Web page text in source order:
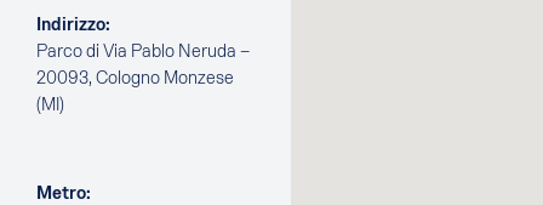
Indirizzo:
Parco di Via Pablo Neruda –
20093, Cologno Monzese
(MI)
Metro: